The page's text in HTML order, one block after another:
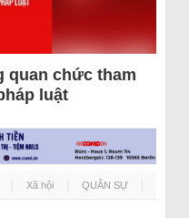
quan chức tham
luật
Xã hội QUÂN SỰ